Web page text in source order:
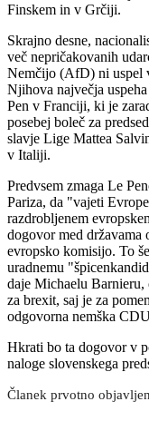
Finskem in v Grčiji.
Skrajno desne,
več nepričakovanih
Nemčijo (AfD) ni uspel
Njihova največja
Pen v Franciji, ki je
posebej boleč za
slavje Lige Mattea
v Italiji.
Predvsem zmaga Le
Pariza, da "vajeti
razdrobljenem
dogovor med
evropsko komisijo. To
uradnemu
daje Michaelu Barnieru,
za brexit, saj je za
odgovorna nemška
Hkrati bo ta dogovor v
naloge slovenskega
Članek prvotno